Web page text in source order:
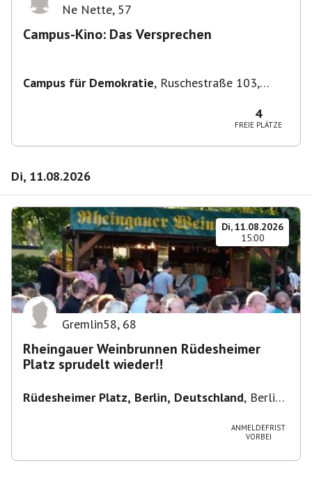
Ne Nette, 57
Campus-Kino: Das Versprechen
Campus für Demokratie, Ruschestraße 103,
4
FREIE PLÄTZE
Di, 11.08.2026
Di, 11.08.2026
15:00
Gremlin58, 68
Rheingauer Weinbrunnen Rüdesheimer
Platz sprudelt wieder!!
Rüdesheimer Platz, Berlin, Deutschland, Berlin-
ANMELDEFRIST
VORBEI